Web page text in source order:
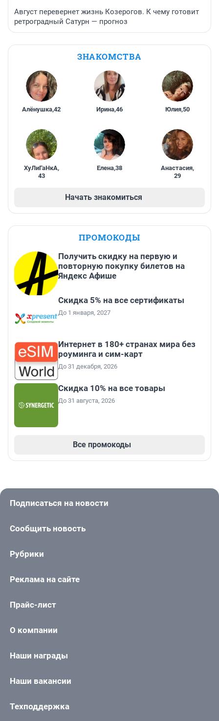
Август перевернет жизнь Козерогов. К чему готовит
ретроградный Сатурн — прогноз
ЗНАКОМСТВА
Алёнушка,42 Ирина,46 Юлия,50
ХуЛиГаНкА,
43
Елена,38 Анастасия,
29
Начать знакомиться
ПРОМОКОДЫ
Получить скидку на первую и
повторную покупку билетов на
Яндекс Афише
Скидка 5% на все сертификаты
До 1 января, 2027
Интернет в 180+ странах мира без
роуминга и сим-карт
До 31 декабря, 2026
Скидка 10% на все товары
До 31 августа, 2026
Все промокоды
Подписаться на новости
Сообщить новость
Рубрики
Реклама на сайте
Прайс-лист
О компании
Наши награды
Наши вакансии
Техподдержка